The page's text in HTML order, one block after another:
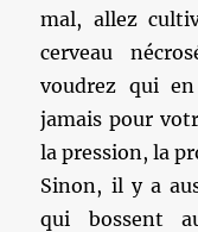
mal, allez
cerveau
voudrez qui
jamais pour
la pression, la
Sinon, il y a
qui bossent